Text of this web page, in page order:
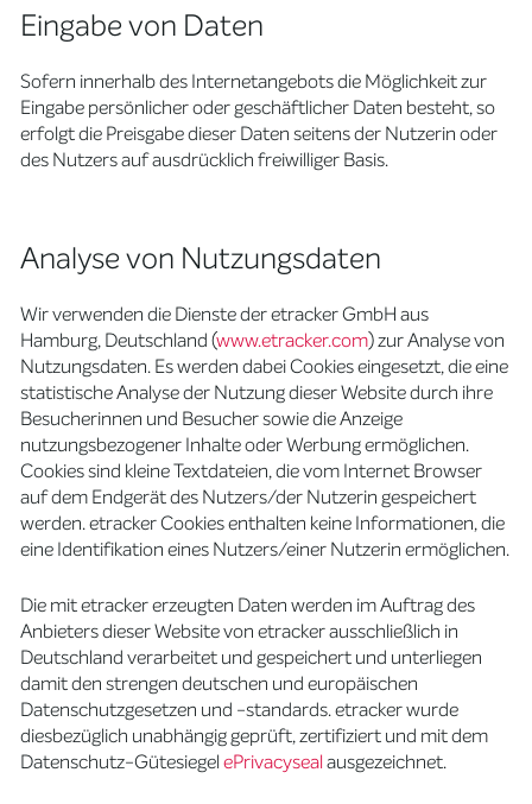
Eingabe von Daten
Sofern innerhalb des Internetangebots die Möglichkeit zur
Eingabe persönlicher oder geschäftlicher Daten besteht, so
erfolgt die Preisgabe dieser Daten seitens der Nutzerin oder
des Nutzers auf ausdrücklich freiwilliger Basis.
Analyse von Nutzungsdaten
Wir verwenden die Dienste der etracker GmbH aus
Hamburg, Deutschland (www.etracker.com) zur Analyse von
Nutzungsdaten. Es werden dabei Cookies eingesetzt, die eine
statistische Analyse der Nutzung dieser Website durch ihre
Besucherinnen und Besucher sowie die Anzeige
nutzungsbezogener Inhalte oder Werbung ermöglichen.
Cookies sind kleine Textdateien, die vom Internet Browser
auf dem Endgerät des Nutzers/der Nutzerin gespeichert
werden. etracker Cookies enthalten keine Informationen, die
eine Identifikation eines Nutzers/einer Nutzerin ermöglichen.
Die mit etracker erzeugten Daten werden im Auftrag des
Anbieters dieser Website von etracker ausschließlich in
Deutschland verarbeitet und gespeichert und unterliegen
damit den strengen deutschen und europäischen
Datenschutzgesetzen und -standards. etracker wurde
diesbezüglich unabhängig geprüft, zertifiziert und mit dem
Datenschutz-GütesiegelePrivacysealausgezeichnet.